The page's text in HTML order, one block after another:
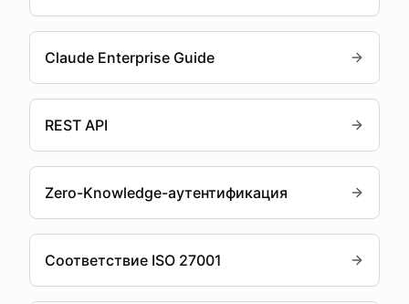
Claude Enterprise Guide
REST API
Zero-Knowledge-аутентификация
Соответствие ISO 27001